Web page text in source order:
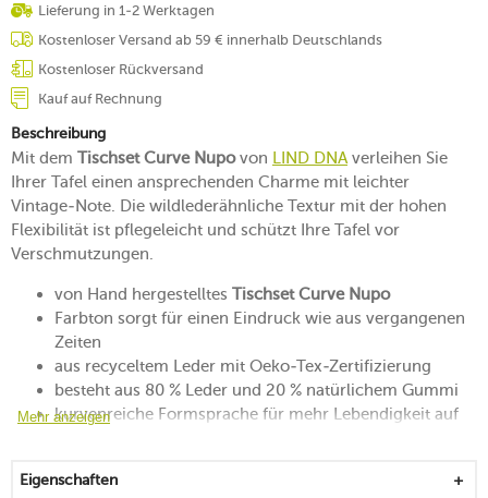
Lieferung in 1-2 Werktagen
Kostenloser Versand ab 59 € innerhalb Deutschlands
Kostenloser Rückversand
Kauf auf Rechnung
Beschreibung
Mit dem Tischset Curve Nupovon LIND DNAverleihen Sie
Ihrer Tafel einen ansprechenden Charme mit leichter
Vintage-Note. Die wildlederähnliche Textur mit der hohen
Flexibilität ist pflegeleicht und schützt Ihre Tafel vor
Verschmutzungen.
von Hand hergestelltes Tischset Curve Nupo
Farbton sorgt für einen Eindruck wie aus vergangenen
Zeiten
aus recyceltem Leder mit Oeko-Tex-Zertifizierung
besteht aus 80 % Leder und 20 % natürlichem Gummi
kurvenreiche Formsprache für mehr Lebendigkeit auf
nur Getränke bis max. 60 °C auf dem Tischset
Mehr anzeigen
Eigenschaften